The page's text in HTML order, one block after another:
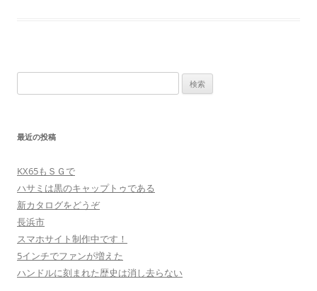
索:
最近の投稿
KX65もＳＧで
ハサミは黒のキャップトゥである
新カタログをどうぞ
長浜市
スマホサイト制作中です！
5インチでファンが増えた
ハンドルに刻まれた歴史は消し去らない